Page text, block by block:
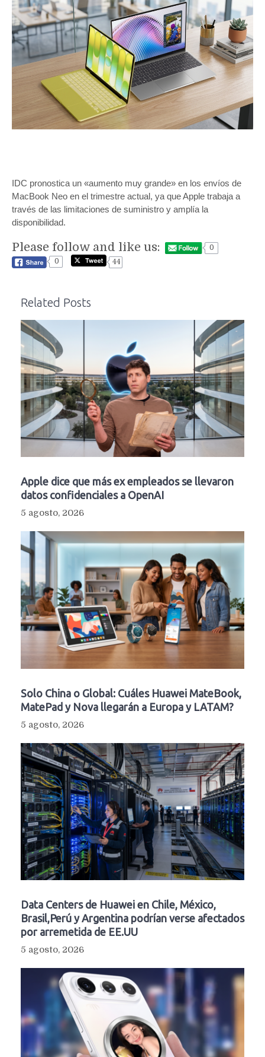
IDC pronostica un «aumento muy grande» en los envíos de
MacBook Neo en el trimestre actual, ya que Apple trabaja a
través de las limitaciones de suministro y amplía la
disponibilidad.
Please follow and like us:
0
0
44
Related Posts
Apple dice que más ex empleados se llevaron
datos confidenciales a OpenAI
5 agosto, 2026
Solo China o Global: Cuáles Huawei MateBook,
MatePad y Nova llegarán a Europa y LATAM?
5 agosto, 2026
Data Centers de Huawei en Chile, México,
Brasil,Perú y Argentina podrían verse afectados
por arremetida de EE.UU
5 agosto, 2026